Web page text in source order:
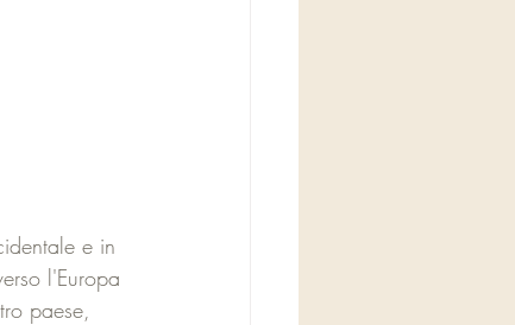
e in
l'Europa
paese,